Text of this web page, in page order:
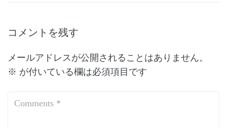
コメントを残す
メールアドレスが公開されることはありません。
※ が付いている欄は必須項目です